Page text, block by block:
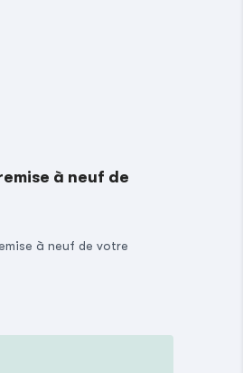
à neuf de
à neuf de votre